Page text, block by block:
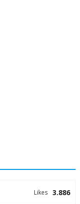
3.886
Likes